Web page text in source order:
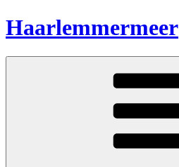
Ga
naar
inhoud
Haarlemmermeer